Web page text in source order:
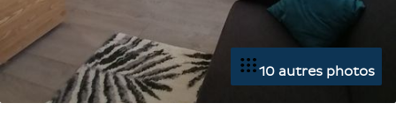
10 autres photos